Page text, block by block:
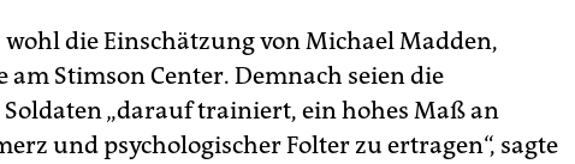
wohl die Einschätzung von Michael Madden,
am Stimson Center. Demnach seien die
„darauf trainiert, ein hohes Maß an
und psychologischer Folter zu ertragen“, sagte